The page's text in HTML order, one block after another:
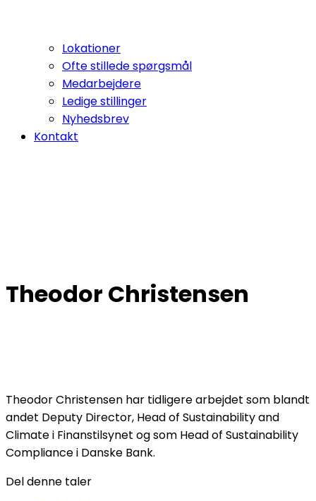
Lokationer
Ofte stillede spørgsmål
Medarbejdere
Ledige stillinger
Nyhedsbrev
Kontakt
Theodor Christensen
Theodor Christensen har tidligere arbejdet som blandt
andet Deputy Director, Head of Sustainability and
Climate i Finanstilsynet og som Head of Sustainability
Compliance i Danske Bank.
Del denne taler